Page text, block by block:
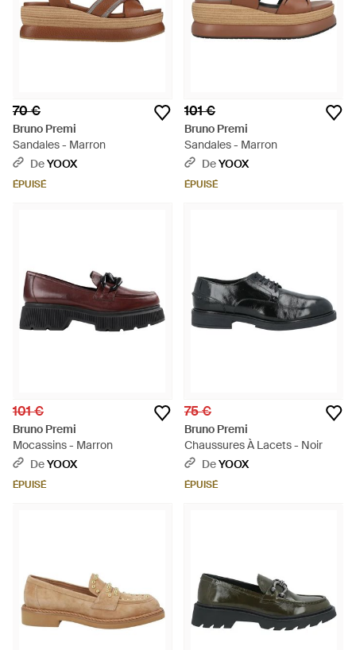
70 €
Bruno Premi
Sandales - Marron
DeYOOX
ÉPUISÉ
101 €
Bruno Premi
Sandales - Marron
DeYOOX
ÉPUISÉ
101 €
Bruno Premi
Mocassins - Marron
DeYOOX
ÉPUISÉ
75 €
Bruno Premi
Chaussures À Lacets - Noir
DeYOOX
ÉPUISÉ